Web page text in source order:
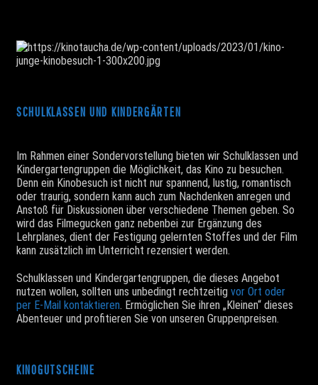
SCHULKLASSEN UND KINDERGÄRTEN
Im Rahmen einer Sondervorstellung bieten wir Schulklassen und
Kindergartengruppen die Möglichkeit, das Kino zu besuchen.
Denn ein Kinobesuch ist nicht nur spannend, lustig, romantisch
oder traurig, sondern kann auch zum Nachdenken anregen und
Anstoß für Diskussionen über verschiedene Themen geben. So
wird das Filmegucken ganz nebenbei zur Ergänzung des
Lehrplanes, dient der Festigung gelernten Stoffes und der Film
kann zusätzlich im Unterricht rezensiert werden.
Schulklassen und Kindergartengruppen, die dieses Angebot
nutzen wollen, sollten uns unbedingt rechtzeitig vor Ort oder
per E-Mail kontaktieren. Ermöglichen Sie ihren „Kleinen“ dieses
Abenteuer und profitieren Sie von unseren Gruppenpreisen.
KINOGUTSCHEINE